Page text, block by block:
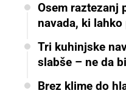
Osem raztezanj
navada, ki
Tri kuhinjske
slabše – ne da
Brez klime do